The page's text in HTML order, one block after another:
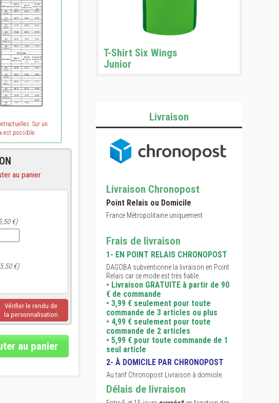
Sur un
est possible.
au panier
€)
€)
Vérifier le rendu de
la personnalisation
au panier
T-Shirt Six Wings
Junior
Livraison
Livraison Chronopost
Point Relais ou Domicile
France Métropolitaine uniquement
Frais de livraison
1- EN POINT RELAIS CHRONOPOST
DAGOBA subventionne la livraison en Point
Relais car ce mode est très fiable.
• Livraison GRATUITE à partir de 90
€ de commande
• 3,99 € seulement pour toute
commande de 3 articles ou plus
• 4,99 € seulement pour toute
commande de 2 articles
• 5,99 € pour toute commande de 1
seul article
2- À DOMICILE PAR CHRONOPOST
Au tarif Chronopost Livraison à domicile.
Délais de livraison